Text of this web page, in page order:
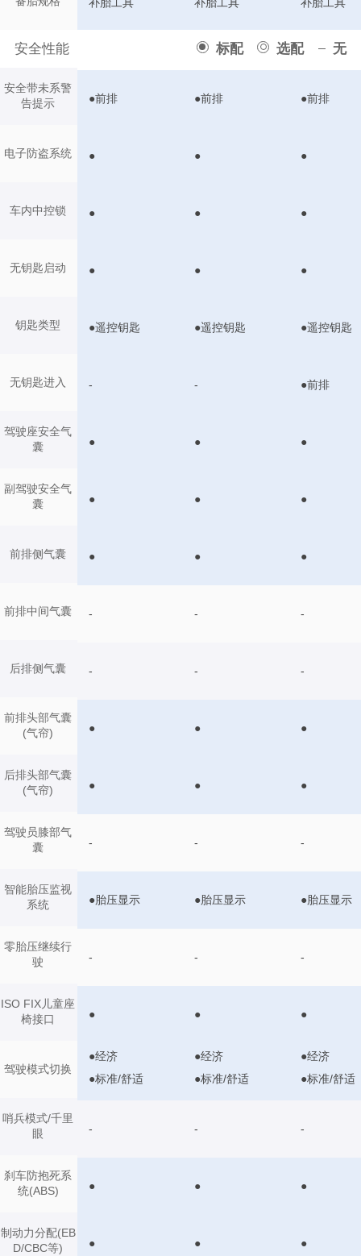
安全性能 标配 选配 无
安全带未系警
告提示
电子防盗系统
车内中控锁
无钥匙启动
钥匙类型
无钥匙进入
驾驶座安全气
囊
副驾驶安全气
囊
前排侧气囊
前排中间气囊
后排侧气囊
前排头部气囊
(气帘)
后排头部气囊
(气帘)
驾驶员膝部气
囊
智能胎压监视
系统
零胎压继续行
驶
ISO FIX儿童座
椅接口
驾驶模式切换
哨兵模式/千里
眼
刹车防抱死系
统(ABS)
制动力分配(EB
D/CBC等)
●前排 ●前排 ●前排
● ● ●
● ● ●
● ● ●
●遥控钥匙 ●遥控钥匙 ●遥控钥匙
- - ●前排
● ● ●
● ● ●
● ● ●
- - -
- - -
● ● ●
● ● ●
- - -
●胎压显示 ●胎压显示 ●胎压显示
- - -
● ● ●
●经济
●标准/舒适
●经济
●标准/舒适
●经济
●标准/舒适
- - -
● ● ●
● ● ●